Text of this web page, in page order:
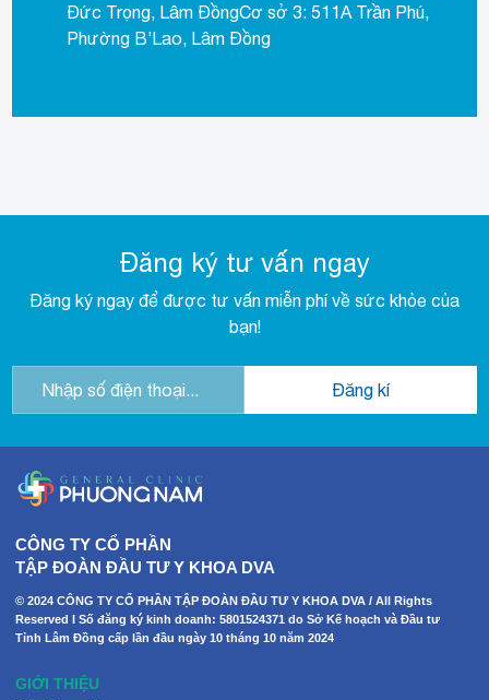
Đức Trọng, Lâm ĐồngCơ sở 3: 511A Trần Phú,
Phường B’Lao, Lâm Đồng
Đăng ký tư vấn ngay
Đăng ký ngay để được tư vấn miễn phí về sức khỏe của
bạn!
CÔNG TY CỔ PHẦN
TẬP ĐOÀN ĐẦU TƯ Y KHOA DVA
© 2024 CÔNG TY CỔ PHẦN TẬP ĐOÀN ĐẦU TƯ Y KHOA DVA / All Rights
Reserved I Số đăng ký kinh doanh: 5801524371 do Sở Kế hoạch và Đầu tư
Tỉnh Lâm Đồng cấp lần đầu ngày 10 tháng 10 năm 2024
GIỚI THIỆU